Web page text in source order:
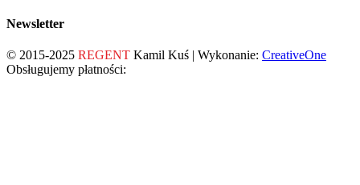
Newsletter
© 2015-2025 REGENT Kamil Kuś | Wykonanie: CreativeOne
Obsługujemy płatności: